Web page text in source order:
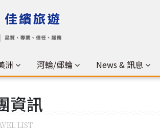
洲 河輪/郵輪 News & 訊息
資訊
LIST